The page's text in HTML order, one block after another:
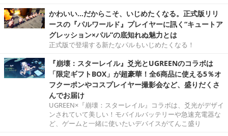
かわいい…だからこそ、いじめたくなる。正式版リリ
ースの『パルワールド』プレイヤーに訊く“キュートア
グレッション×パル”の底知れぬ魅力とは
正式版で登場する新たなパルもいじめたくなる！
『崩壊：スターレイル』爻光とUGREENのコラボは
「限定ギフトBOX」が超豪華！全6商品に使える5％オ
フクーポンやコスプレイヤー撮影会など、盛りだくさ
んでお届け
UGREEN×『崩壊：スターレイル』コラボは、爻光がデザイ
ンされていて美しい！モバイルバッテリーや急速充電器な
ど、ゲームと一緒に使いたいデバイスがてんこ盛り